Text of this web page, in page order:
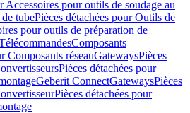
Accessoires pour outils de soudage au
tubePièces détachées pour Outils de
pour outils de préparation de
Composants
Composants réseauGatewaysPièces
Pièces détachées pour
Geberit ConnectGatewaysPièces
Pièces détachées pour